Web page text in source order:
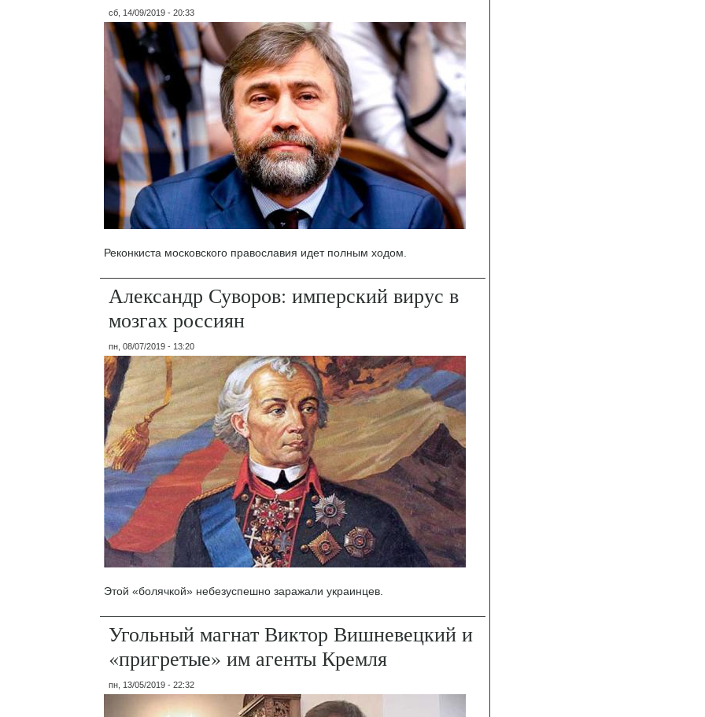
сб, 14/09/2019 - 20:33
Реконкиста московского православия идет полным ходом.
Александр Суворов: имперский вирус в
мозгах россиян
пн, 08/07/2019 - 13:20
Этой «болячкой» небезуспешно заражали украинцев.
Угольный магнат Виктор Вишневецкий и
«пригретые» им агенты Кремля
пн, 13/05/2019 - 22:32